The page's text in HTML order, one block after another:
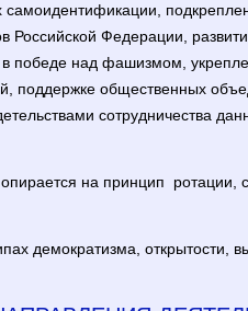
Российской Федерации,
победе над фашизмом,
поддержке общественных
сотрудничества
на принцип ​ ​ротации,
демократизма, открытости,